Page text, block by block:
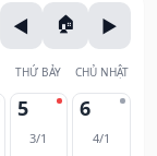
THỨ BẢY CHỦ NHẬT
5
3/1
6
4/1